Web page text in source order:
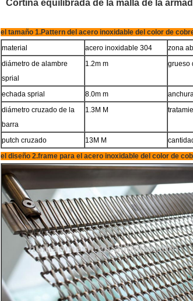
Cortina equilibrada de la malla de la
el tamaño 1.Pattern del acero inoxidable del color de
material
acero inoxidable 304 zona
diámetro de alambre
sprial
1.2m m grueso
echada sprial 8.0m m
diámetro cruzado de la
barra
1.3M M
putch cruzado 13M M
el diseño 2.frame para el acero inoxidable del color de